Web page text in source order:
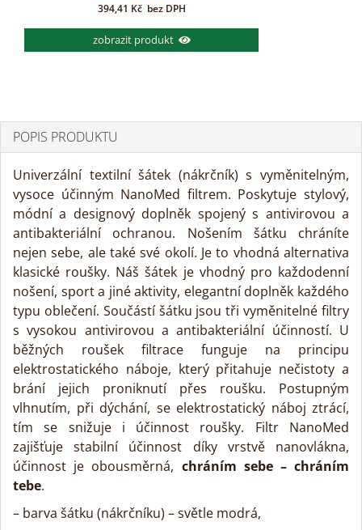
394,41 Kč bez DPH
zobrazit produkt
POPIS PRODUKTU
Univerzální textilní šátek (nákrčník) s vyměnitelným,
vysoce účinným NanoMed filtrem. Poskytuje stylový,
módní a designový doplněk spojený s antivirovou a
antibakteriální ochranou. Nošením šátku chráníte
nejen sebe, ale také své okolí. Je to vhodná alternativa
klasické roušky. Náš šátek je vhodný pro každodenní
nošení, sport a jiné aktivity, elegantní doplněk každého
typu oblečení. Součástí šátku jsou tři vyměnitelné filtry
s vysokou antivirovou a antibakteriální účinností. U
běžných roušek filtrace funguje na principu
elektrostatického náboje, který přitahuje nečistoty a
brání jejich proniknutí přes roušku. Postupným
vlhnutím, při dýchání, se elektrostatický náboj ztrácí,
tím se snižuje i účinnost roušky. Filtr NanoMed
zajišťuje stabilní účinnost díky vrstvě nanovlákna,
účinnost je obousměrná, chráním sebe – chráním
tebe.
– barva šátku (nákrčníku) – světle modrá,